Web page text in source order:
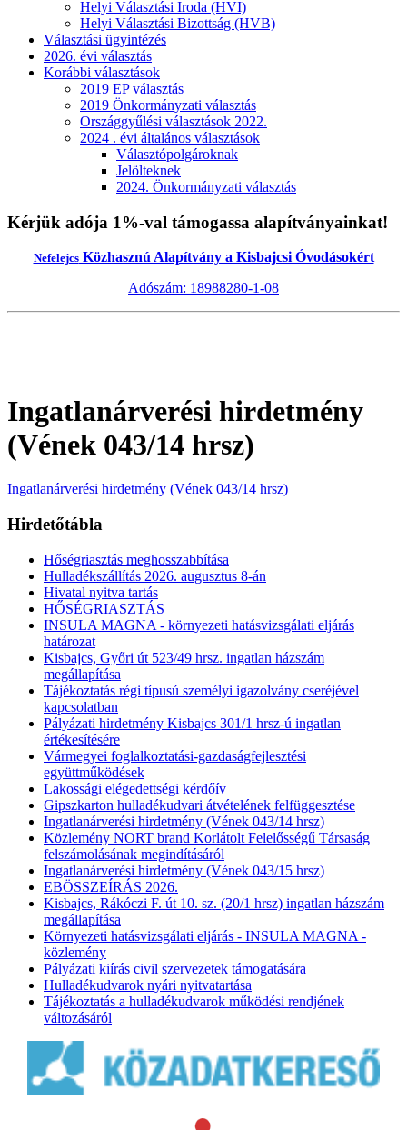
Helyi Választási Iroda (HVI)
Helyi Választási Bizottság (HVB)
Választási ügyintézés
2026. évi választás
Korábbi választások
2019 EP választás
2019 Önkormányzati választás
Országgyűlési választások 2022.
2024 . évi általános választások
Választópolgároknak
Jelölteknek
2024. Önkormányzati választás
Kérjük adója 1%-val támogassa alapítványainkat!
NefelejcsKözhasznú Alapítvány a Kisbajcsi Óvodásokért
Adószám: 18988280-1-08
Ingatlanárverési hirdetmény
(Vének 043/14 hrsz)
Ingatlanárverési hirdetmény (Vének 043/14 hrsz)
Hirdetőtábla
Hőségriasztás meghosszabbítása
Hulladékszállítás 2026. augusztus 8-án
Hivatal nyitva tartás
HŐSÉGRIASZTÁS
INSULA MAGNA - környezeti hatásvizsgálati eljárás
határozat
Kisbajcs, Győri út 523/49 hrsz. ingatlan házszám
megállapítása
Tájékoztatás régi típusú személyi igazolvány cseréjével
kapcsolatban
Pályázati hirdetmény Kisbajcs 301/1 hrsz-ú ingatlan
értékesítésére
Vármegyei foglalkoztatási-gazdaságfejlesztési
együttműködések
Lakossági elégedettségi kérdőív
Gipszkarton hulladékudvari átvételének felfüggesztése
Ingatlanárverési hirdetmény (Vének 043/14 hrsz)
Közlemény NORT brand Korlátolt Felelősségű Társaság
felszámolásának megindításáról
Ingatlanárverési hirdetmény (Vének 043/15 hrsz)
EBÖSSZEÍRÁS 2026.
Kisbajcs, Rákóczi F. út 10. sz. (20/1 hrsz) ingatlan házszám
megállapítása
Környezeti hatásvizsgálati eljárás - INSULA MAGNA -
közlemény
Pályázati kiírás civil szervezetek támogatására
Hulladékudvarok nyári nyitvatartása
Tájékoztatás a hulladékudvarok működési rendjének
változásáról